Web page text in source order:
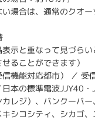
場合は、通常のクオ
示と重なって見づら
ることができます）
機能対応都市） ／ 受
本の標準電波JJY40・
カレジ）、バンクーバ
シコシティ、シカゴ